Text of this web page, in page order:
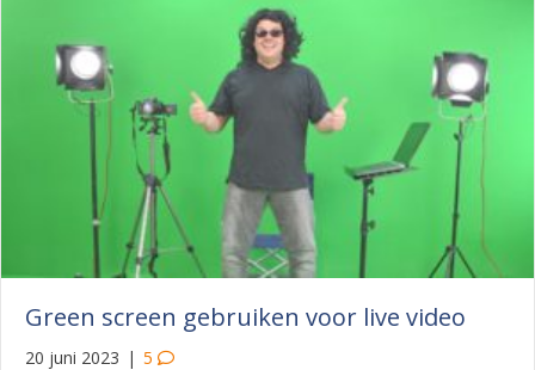
Green screen gebruiken voor live video
20 juni 2023 | 5